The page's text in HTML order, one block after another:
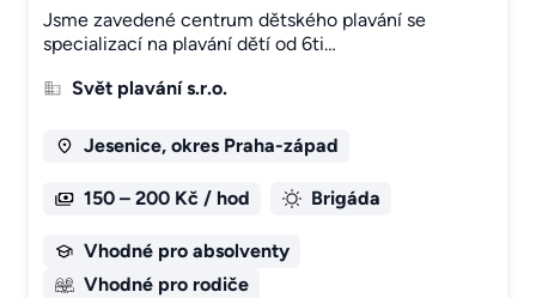
Jsme zavedené centrum dětského plavání se
specializací na plavání dětí od 6ti…
Svět plavání s.r.o.
Jesenice, okres Praha-západ
150 – 200 Kč / hod Brigáda
Vhodné pro absolventy
Vhodné pro rodiče